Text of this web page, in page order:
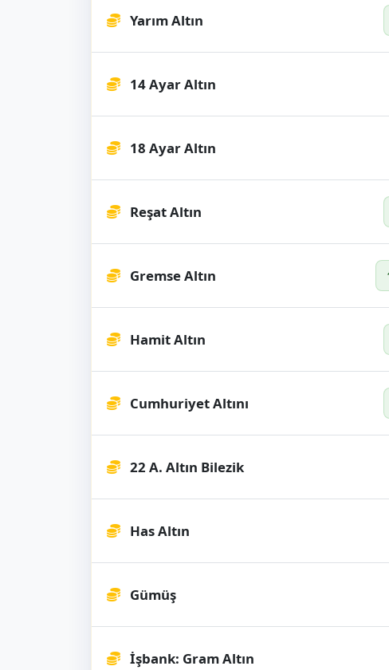
Yarım Altın
14 Ayar Altın
18 Ayar Altın
Reşat Altın
Gremse Altın
Hamit Altın
Cumhuriyet Altını
22 A. Altın Bilezik
Has Altın
Gümüş
İşbank: Gram Altın